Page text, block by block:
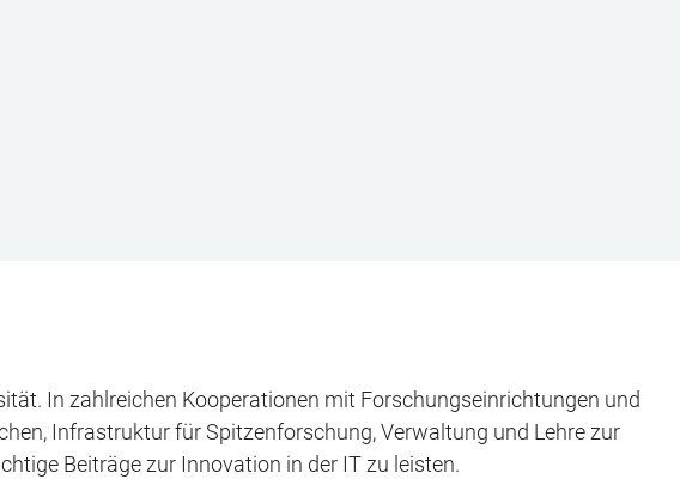
In zahlreichen Kooperationen mit Forschungseinrichtungen und
Infrastruktur für Spitzenforschung, Verwaltung und Lehre zur
Beiträge zur Innovation in der IT zu leisten.